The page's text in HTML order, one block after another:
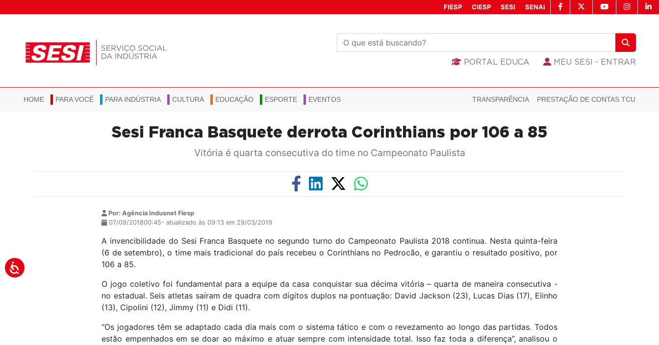
FIESP CIESP SESI SENAI
PORTAL EDUCA MEU SESI - ENTRAR
HOME PARA VOCÊ PARA INDÚSTRIA CULTURA EDUCAÇÃO ESPORTE EVENTOS TRANSPARÊNCIA PRESTAÇÃO DE CONTAS TCU
Sesi Franca Basquete derrota Corinthians por 106 a 85
Vitória é quarta consecutiva do time no Campeonato Paulista
Por: Agência Indusnet Fiesp
07/09/201800:45- atualizado às 09:13 em 29/03/2019
A invencibilidade do Sesi Franca Basquete no segundo turno do Campeonato Paulista 2018 continua. Nesta quinta-feira
(6 de setembro), o time mais tradicional do país recebeu o Corinthians no Pedrocão, e garantiu o resultado positivo, por
106 a 85.
O jogo coletivo foi fundamental para a equipe da casa conquistar sua décima vitória – quarta de maneira consecutiva -
no estadual. Seis atletas saíram de quadra com dígitos duplos na pontuação: David Jackson (23), Lucas Dias (17), Elinho
(13), Cipolini (12), Jimmy (11) e Didi (11).
“Os jogadores têm se adaptado cada dia mais com o sistema tático e com o revezamento ao longo das partidas. Todos
estão empenhados em se doar ao máximo e atuar sempre com intensidade total. Isso faz toda a diferença”, analisou o